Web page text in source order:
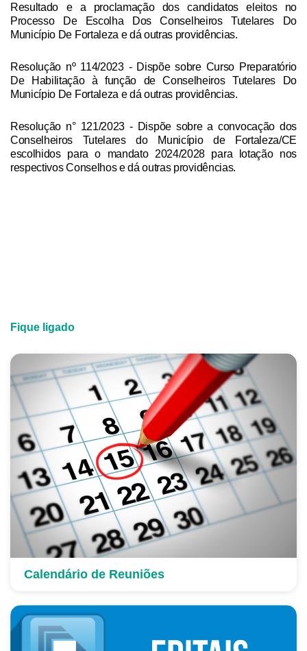
Resultado e a proclamação dos candidatos eleitos no
Processo De Escolha Dos Conselheiros Tutelares Do
Município De Fortaleza e dá outras providências.
Resolução nº 114/2023- Dispõe sobre Curso Preparatório
De Habilitação à função de Conselheiros Tutelares Do
Município De Fortaleza e dá outras providências.
Resolução n° 121/2023 - Dispõe sobre a convocação dos
Conselheiros Tutelares do Município de Fortaleza/CE
escolhidos para o mandato 2024/2028 para lotação nos
respectivos Conselhos e dá outras providências.
Fique ligado
Calendário de Reuniões